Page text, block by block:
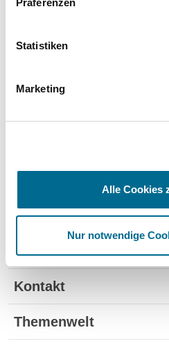
Präferenzen
Statistiken
Marketing
Alle Cookies
Nur notwendige
Schnelle Verfügbarkeit
Flexible Laufzeiten
Standorte
Kontakt
Themenwelt